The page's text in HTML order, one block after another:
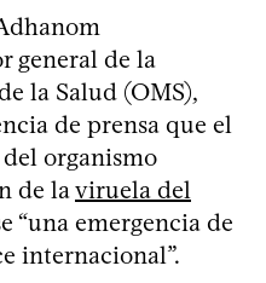
general de la
la Salud (OMS),
de prensa que el
organismo
de laviruela del
“una emergencia de
internacional”.